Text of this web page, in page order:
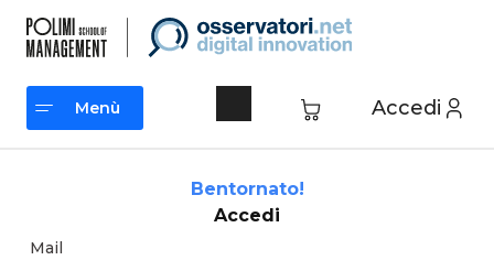
contenuto
Accedi
Menù
Bentornato!
Accedi
Mail